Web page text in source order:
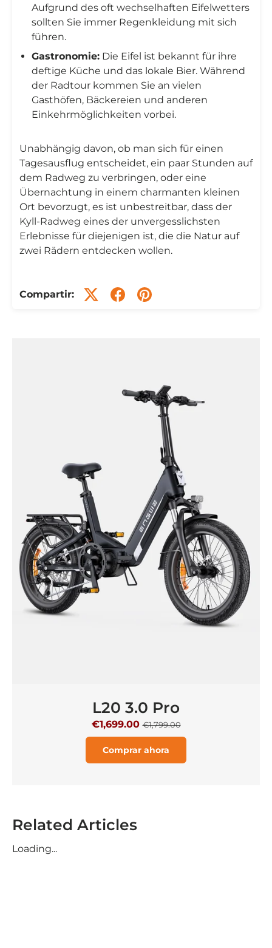
Aufgrund des oft wechselhaften Eifelwetters
sollten Sie immer Regenkleidung mit sich
führen.
Gastronomie: Die Eifel ist bekannt für ihre
deftige Küche und das lokale Bier. Während
der Radtour kommen Sie an vielen
Gasthöfen, Bäckereien und anderen
Einkehrmöglichkeiten vorbei.
Unabhängig davon, ob man sich für einen
Tagesausflug entscheidet, ein paar Stunden auf
dem Radweg zu verbringen, oder eine
Übernachtung in einem charmanten kleinen
Ort bevorzugt, es ist unbestreitbar, dass der
Kyll-Radweg eines der unvergesslichsten
Erlebnisse für diejenigen ist, die die Natur auf
zwei Rädern entdecken wollen.
Compartir:
L20 3.0 Pro
€1,699.00€1,799.00
Comprar ahora
Related Articles
Loading...